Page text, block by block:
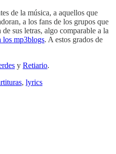
de la música, a aquellos que
a los fans de los grupos que
sus letras, algo comparable a la
los mp3blogs. A estos grados de
y Retiario.
, lyrics